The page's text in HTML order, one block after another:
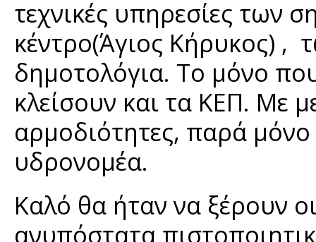
τεχνικές υπηρεσίες των
κέντρο(Άγιος Κήρυκος) ,
δημοτολόγια. Το μόνο
κλείσουν και τα ΚΕΠ. Με
αρμοδιότητες, παρά
υδρονομέα.
Καλό θα ήταν να ξέρουν
ανυπόστατα